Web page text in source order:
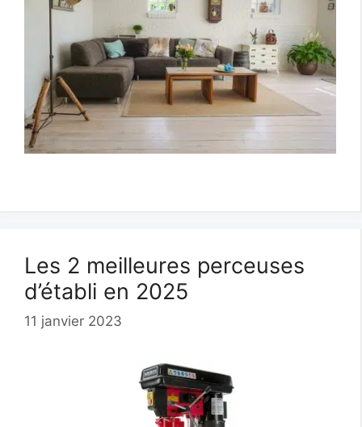
Les 2 meilleures perceuses
d’établi en 2025
11 janvier 2023